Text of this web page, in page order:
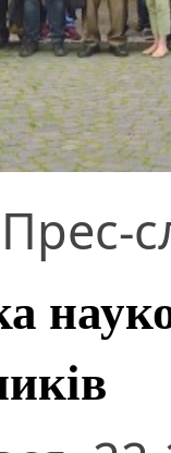
Прес-